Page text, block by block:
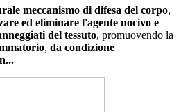
meccanismo di difesa del corpo,
ed eliminare l'agente nocivo e
del tessuto, promuovendo la
, da condizione